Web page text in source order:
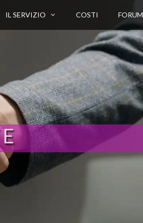
IL SERVIZIO COSTI FORUM